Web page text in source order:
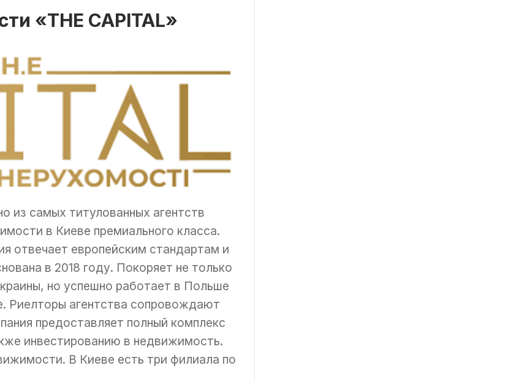
«THE CAPITAL»
из самых титулованных агентств
в Киеве премиального класса.
отвечает европейским стандартам и
в 2018 году. Покоряет не только
но успешно работает в Польше
Риелторы агентства сопровождают
предоставляет полный комплекс
инвестированию в недвижимость.
В Киеве есть три филиала по